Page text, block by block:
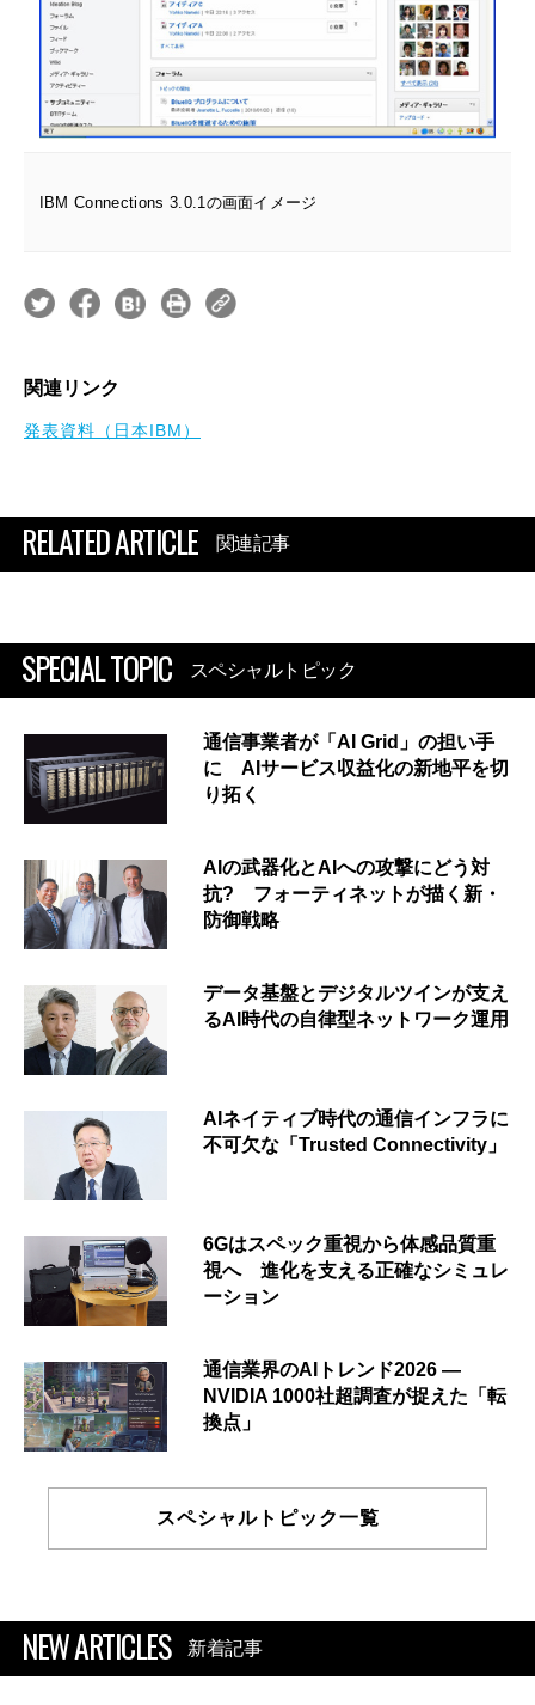
IBM Connections 3.0.1の画面イメージ
関連リンク
発表資料（日本IBM）
RELATED ARTICLE 関連記事
SPECIAL TOPIC スペシャルトピック
通信事業者が「AI Grid」の担い手
に AIサービス収益化の新地平を切
り拓く
AIの武器化とAIへの攻撃にどう対
抗? フォーティネットが描く新・
防御戦略
データ基盤とデジタルツインが支え
るAI時代の自律型ネットワーク運用
AIネイティブ時代の通信インフラに
不可欠な「Trusted Connectivity」
6Gはスペック重視から体感品質重
視へ 進化を支える正確なシミュレ
ーション
通信業界のAIトレンド2026 ―
NVIDIA 1000社超調査が捉えた「転
換点」
スペシャルトピック一覧
NEW ARTICLES 新着記事